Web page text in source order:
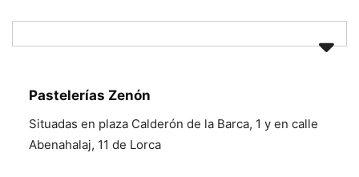
Pastelerías Zenón
Situadas en plaza Calderón de la Barca, 1 y en calle
Abenahalaj, 11 de Lorca